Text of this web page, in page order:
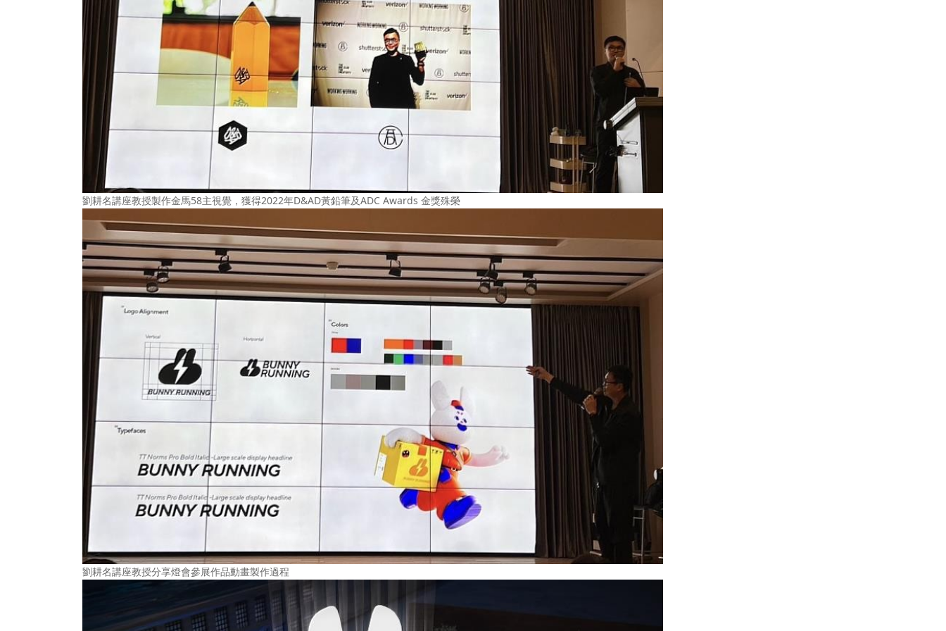
劉耕名講座教授製作金馬58主視覺，獲得2022年D&AD黃鉛筆及ADC Awards 金獎殊榮
劉耕名講座教授分享燈會參展作品動畫製作過程